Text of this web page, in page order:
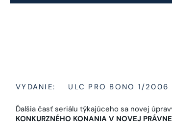
VYDANIE: ULC PRO BONO 1/2006
Ďalšia časť seriálu týkajúceho sa novej
KONKURZNÉHO KONANIA V NOVEJ